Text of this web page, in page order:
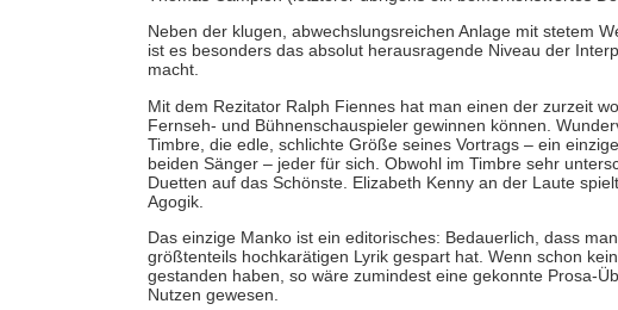
Neben der klugen, abwechslungsreichen Anlage mit stetem
ist es besonders das absolut herausragende Niveau der
macht.
Mit dem Rezitator Ralph Fiennes hat man einen der zurzeit
Fernseh- und Bühnenschauspieler gewinnen können.
Timbre, die edle, schlichte Größe seines Vortrags – ein
beiden Sänger – jeder für sich. Obwohl im Timbre sehr
Duetten auf das Schönste. Elizabeth Kenny an der Laute
Agogik.
Das einzige Manko ist ein editorisches: Bedauerlich, dass
größtenteils hochkarätigen Lyrik gespart hat. Wenn schon
gestanden haben, so wäre zumindest eine gekonnte Prosa-
Nutzen gewesen.